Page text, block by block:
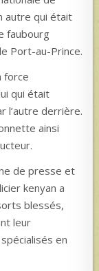
autre qui était
faubourg
Port-au-Prince.
force
qui était
l’autre derrière.
ainsi
de presse et
kenyan a
blessés,
leur
en